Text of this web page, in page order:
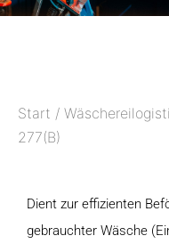
Start /
277(B)
Dient zur effizienten
gebrauchter Wäsche